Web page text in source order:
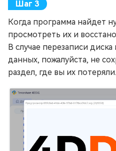
Когда программа найдет
просмотреть их и
В случае перезаписи
данных, пожалуйста, не
раздел, где вы их потеряли.